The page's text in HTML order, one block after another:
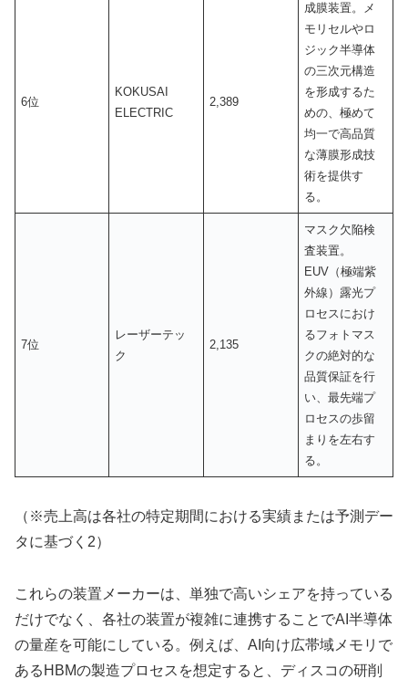
6位
KOKUSAI
ELECTRIC
2,389
成膜装置。メ
モリセルやロ
ジック半導体
の三次元構造
を形成するた
めの、極めて
均一で高品質
な薄膜形成技
術を提供す
る。
7位
レーザーテッ
ク
2,135
マスク欠陥検
査装置。
EUV（極端紫
外線）露光プ
ロセスにおけ
るフォトマス
クの絶対的な
品質保証を行
い、最先端プ
ロセスの歩留
まりを左右す
る。
（※売上高は各社の特定期間における実績または予測デー
タに基づく2）
これらの装置メーカーは、単独で高いシェアを持っている
だけでなく、各社の装置が複雑に連携することでAI半導体
の量産を可能にしている。例えば、AI向け広帯域メモリで
あるHBMの製造プロセスを想定すると、ディスコの研削